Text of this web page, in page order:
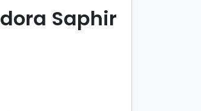
Saphir